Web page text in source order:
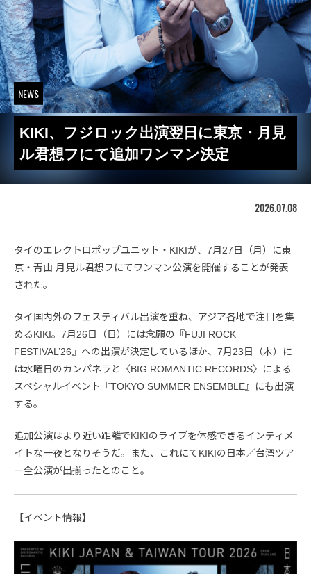
NEWS
KIKI、フジロック出演翌日に東京・月見
ル君想フにて追加ワンマン決定
2026.07.08
タイのエレクトロポップユニット・KIKIが、7月27日（月）に東
京・青山 月見ル君想フにてワンマン公演を開催することが発表
された。
タイ国内外のフェスティバル出演を重ね、アジア各地で注目を集
めるKIKI。7月26日（日）には念願の『FUJI ROCK
FESTIVAL’26』への出演が決定しているほか、7月23日（木）に
は水曜日のカンパネラと〈BIG ROMANTIC RECORDS〉による
スペシャルイベント『TOKYO SUMMER ENSEMBLE』にも出演
する。
追加公演はより近い距離でKIKIのライブを体感できるインティメ
イトな一夜となりそうだ。また、これにてKIKIの日本／台湾ツア
ー全公演が出揃ったとのこと。
【イベント情報】